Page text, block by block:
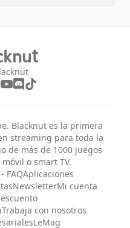
Blacknut es la primera
streaming para toda la
de más de 1000 juegos
o smart TV.
FAQAplicaciones
NewsletterMi cuenta
Trabaja con nosotros
LeMag